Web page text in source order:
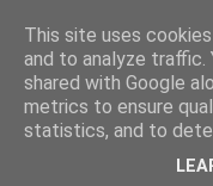
This site uses
and to analyze traffic.
shared with Google
metrics to ensure
statistics, and to